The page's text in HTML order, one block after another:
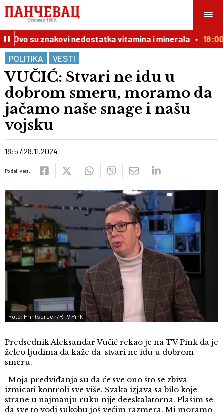
su znakovi nedostatka vitamina i minerala 18:00
POLITIKA
VESTI
VUČIĆ: Stvari ne idu u
dobrom smeru, moramo da
jačamo naše snage i našu
vojsku
18:5728.11.2024
Podeli vest:
Foto: Printscreen/RTV Pink
Predsednik Aleksandar Vučić rekao je na TV Pink da je
želeo ljudima da kaže da stvari ne idu u dobrom
smeru.
-Moja predviđanja su da će sve ono što se zbiva
izmicati kontroli sve više. Svaka izjava sa bilo koje
strane u najmanju ruku nije deeskalatorna. Plašim se
da sve to vodi sukobu još većim razmera. Mi moramo